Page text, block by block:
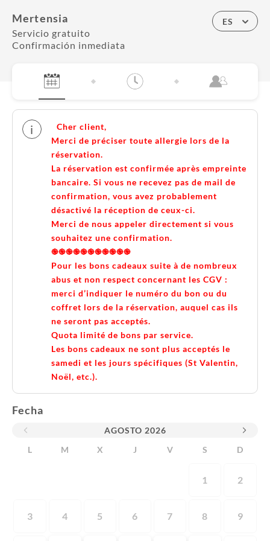
Mertensia
Servicio gratuito
Confirmación inmediata
ES
i
Cher client,
Merci de préciser toute allergie lors de la
réservation.
La réservation est confirmée après empreinte
bancaire. Si vous ne recevez pas de mail de
confirmation, vous avez probablement
désactivé la réception de ceux-ci.
Merci de nous appeler directement si vous
souhaitez une confirmation.
֎֎֎֎֎֎֎֎֎֎֎
Pour les bons cadeaux suite à de nombreux
abus et non respect concernant les CGV :
merci d’indiquer le numéro du bon ou du
coffret lors de la réservation, auquel cas ils
ne seront pas acceptés.
Quota limité de bons par service.
Les bons cadeaux ne sont plus acceptés le
samedi et les jours spécifiques (St Valentin,
Noël, etc.).
Fecha
AGOSTO 2026
L
M X J V S D
1 2
3 4 5 6 7 8 9